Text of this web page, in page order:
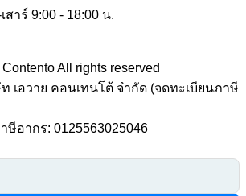
สาร์ 9:00 - 18:00 น.
Contento All rights reserved
เอวาย คอนเทนโต้ จำกัด (จดทะเบียนภาษี
ษีอากร: 0125563025046